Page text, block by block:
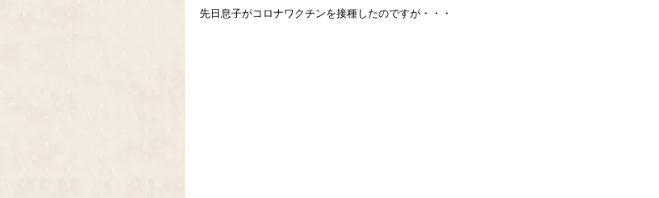
先日息子がコロナワクチンを接種したのですが・・・